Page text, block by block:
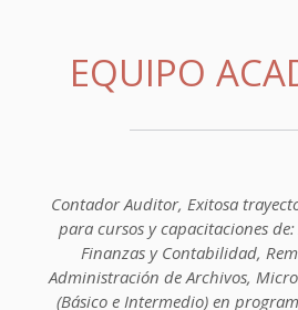
EQUIPO
Contador Auditor, Exitosa
para cursos y capacitaciones
Finanzas y Contabilidad,
Administración de Archivos,
(Básico e Intermedio) en